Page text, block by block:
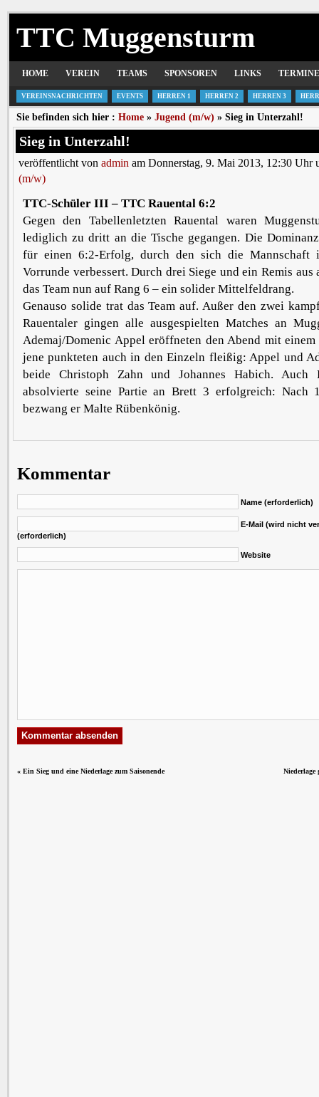
TTC Muggensturm
HOME VEREIN TEAMS SPONSOREN LINKS TERMINE
VEREINSNACHRICHTEN EVENTS HERREN 1 HERREN 2 HERREN 3
Sie befinden sich hier : Home » Jugend (m/w) » Sieg in Unterzahl!
Sieg in Unterzahl!
veröffentlicht von admin am Donnerstag, 9. Mai 2013, 12:30 Uhr
(m/w)
TTC-Schüler III – TTC Rauental 6:2
Gegen den Tabellenletzten Rauental waren
lediglich zu dritt an die Tische gegangen. Die
für einen 6:2-Erfolg, durch den sich die Mannschaft
Vorrunde verbessert. Durch drei Siege und ein Remis aus
das Team nun auf Rang 6 – ein solider Mittelfeldrang.
Genauso solide trat das Team auf. Außer den zwei
Rauentaler gingen alle ausgespielten Matches an
Ademaj/Domenic Appel eröffneten den Abend mit
jene punkteten auch in den Einzeln fleißig: Appel und
beide Christoph Zahn und Johannes Habich. Auch
absolvierte seine Partie an Brett 3 erfolgreich: Nach
bezwang er Malte Rübenkönig.
Kommentar
Name (erforderlich)
E-Mail (wird nicht
(erforderlich)
Website
« Ein Sieg und eine Niederlage zum Saisonende Niederlage